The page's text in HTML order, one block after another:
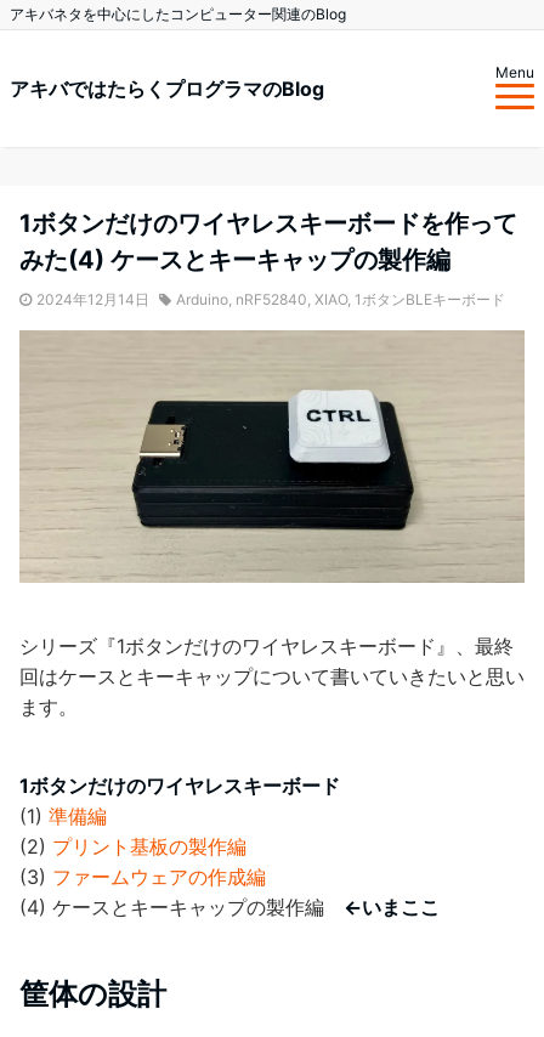
アキバネタを中心にしたコンピューター関連のBlog
アキバではたらくプログラマのBlog
Menu
1ボタンだけのワイヤレスキーボードを作って
みた(4) ケースとキーキャップの製作編
2024年12月14日 Arduino, nRF52840, XIAO, 1ボタンBLEキーボード
シリーズ『1ボタンだけのワイヤレスキーボード』、最終
回はケースとキーキャップについて書いていきたいと思い
ます。
1ボタンだけのワイヤレスキーボード
(1) 準備編
(2) プリント基板の製作編
(3) ファームウェアの作成編
(4) ケースとキーキャップの製作編 ←いまここ
筐体の設計